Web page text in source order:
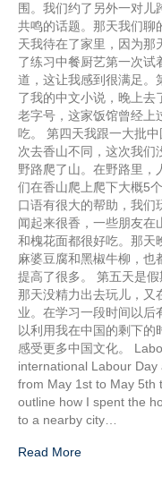
围。我们约了另外一对儿
共鸣的话题。那天我们聊
天我待在了家里，因为那
了练习中餐厨艺第一次试
道，这让我感到很满足。
了我的中文小说，晚上去
老字号，这家饭馆曾经上
吃。 第四天我跟一大批
次去香山不同，这次我们
野路爬了山。在野路里，
们在香山爬上爬下大概5
口语有很大的帮助，我们
闻起来很香，一些朋友在
和槐花面都很好吃。那天
麻婆豆腐和黑椒牛柳，也
提高了很多。 第五天是
那天没精力出去玩儿，又
业。在学习一段时间以后
以利用我在中国的剩下的
感受更多中国文化。
international Labour
from May 1st to May 5th
outline how I spent the
to a nearby city…
Read More